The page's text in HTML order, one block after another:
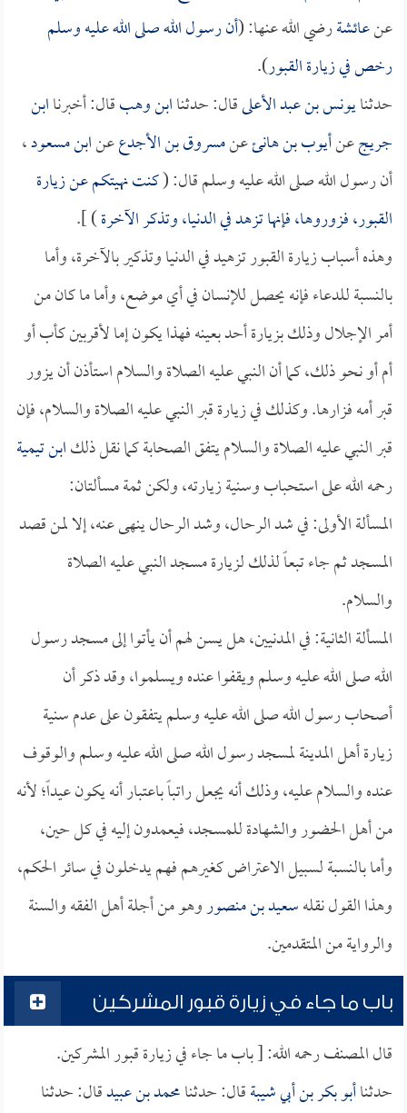
عنعائشةرضي الله عنها: (أن رسول الله صلى الله عليه وسلم
رخص في زيارة القبور).
حدثنايونس بن عبد الأعلىقال: حدثناابن وهبقال: أخبرناابن
جريجعنأيوب بن هانئعنمسروق بن الأجدععنابن مسعود،
أن رسول الله صلى الله عليه وسلم قال: (كنت نهيتكم عن زيارة
القبور، فزوروها، فإنها تزهد في الدنيا، وتذكر الآخرة) ].
وهذه أسباب زيارة القبور تزهيد في الدنيا وتذكير بالآخرة، وأما
بالنسبة للدعاء فإنه يحصل للإنسان في أي موضع، وأما ما كان من
أمر الإجلال وذلك بزيارة أحد بعينه فهذا يكون إما لأقربين كأب أو
أم أو نحو ذلك، كما أن النبي عليه الصلاة والسلام استأذن أن يزور
قبر أمه فزارها. وكذلك في زيارة قبر النبي عليه الصلاة والسلام، فإن
قبر النبي عليه الصلاة والسلام يتفق الصحابة كما نقل ذلكابن تيمية
رحمه الله على استحباب وسنية زيارته، ولكن ثمة مسألتان:
المسألة الأولى: في شد الرحال، وشد الرحال ينهى عنه، إلا لمن قصد
المسجد ثم جاء تبعاً لذلك لزيارة مسجد النبي عليه الصلاة
والسلام.
المسألة الثانية: في المدنيين، هل يسن لهم أن يأتوا إلى مسجد رسول
الله صلى الله عليه وسلم ويقفوا عنده ويسلموا، وقد ذكر أن
أصحاب رسول الله صلى الله عليه وسلم يتفقون على عدم سنية
زيارة أهل المدينة لمسجد رسول الله صلى الله عليه وسلم والوقوف
عنده والسلام عليه، وذلك أنه يجعل راتباً باعتبار أنه يكون عيداً؛ لأنه
من أهل الحضور والشهادة للمسجد، فيعمدون إليه في كل حين،
وأما بالنسبة لسبيل الاعتراض كغيرهم فهم يدخلون في سائر الحكم،
وهذا القول نقلهسعيد بن منصوروهو من أجلة أهل الفقه والسنة
والرواية من المتقدمين.
باب ما جاء في زيارة قبور المشركين
قال المصنف رحمه الله: [ باب ما جاء في زيارة قبور المشركين.
حدثناأبو بكر بن أبي شيبةقال: حدثنامحمد بن عبيدقال: حدثنا